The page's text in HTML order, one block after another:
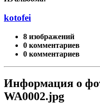
kotofei
8 изображений
0 комментариев
0 комментариев
Информация о
WA0002.jpg